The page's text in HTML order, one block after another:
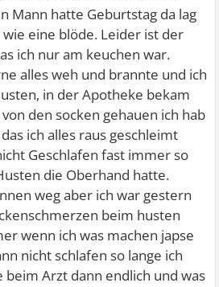
Mann hatte Geburtstag da lag
eine blöde. Leider ist der
ich nur am keuchen war.
alles weh und brannte und ich
in der Apotheke bekam
den socken gehauen ich hab
ich alles raus geschleimt
Geschlafen fast immer so
die Oberhand hatte.
weg aber ich war gestern
beim husten
wenn ich was machen japse
nicht schlafen so lange ich
beim Arzt dann endlich und was